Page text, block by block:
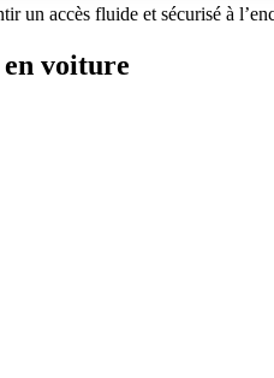
un accès fluide et sécurisé à
en voiture